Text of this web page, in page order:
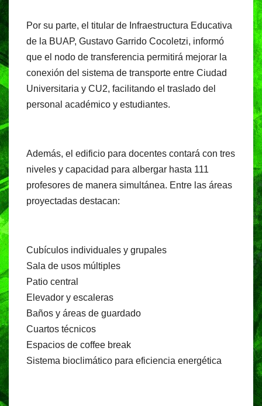
Por su parte, el titular de Infraestructura Educativa
de la BUAP, Gustavo Garrido Cocoletzi, informó
que el nodo de transferencia permitirá mejorar la
conexión del sistema de transporte entre Ciudad
Universitaria y CU2, facilitando el traslado del
personal académico y estudiantes.
Además, el edificio para docentes contará con tres
niveles y capacidad para albergar hasta 111
profesores de manera simultánea. Entre las áreas
proyectadas destacan:
Cubículos individuales y grupales
Sala de usos múltiples
Patio central
Elevador y escaleras
Baños y áreas de guardado
Cuartos técnicos
Espacios de coffee break
Sistema bioclimático para eficiencia energética